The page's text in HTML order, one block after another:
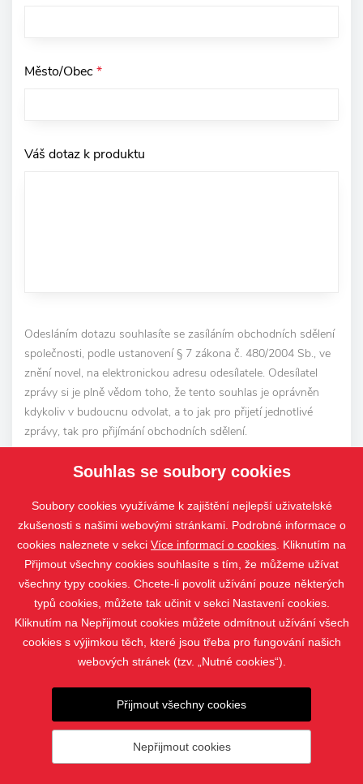
Město/Obec*
Váš dotaz k produktu
Odesláním dotazu souhlasíte se zasíláním obchodních sdělení
společnosti, podle ustanovení § 7 zákona č. 480/2004 Sb., ve
znění novel, na elektronickou adresu odesílatele. Odesílatel
zprávy si je plně vědom toho, že tento souhlas je oprávněn
kdykoliv v budoucnu odvolat, a to jak pro přijetí jednotlivé
zprávy, tak pro přijímání obchodních sdělení.
ODESLAT DOTAZ
PRODUKTY
Souhlas se soubory cookies
Soubory cookies využíváme k zajištění nejlepší uživatelské
zkušenosti s našimi webovými stránkami. Podrobné informace o
cookies naleznete v sekci Více informací o cookies . Kliknutím na
Přijmout všechny cookies souhlasíte s tím, že můžeme užívat
všechny typy cookies. Chcete-li povolit užívání pouze některých
typů cookies, můžete tak učinit v sekci Nastavení cookies.
Kliknutím na Nepřijmout cookies můžete odmítnout užívání všech
cookies s výjimkou těch, které jsou třeba pro fungování našich
webových stránek (tzv. „Nutné cookies“).
Přijmout všechny cookies
Nepřijmout cookies